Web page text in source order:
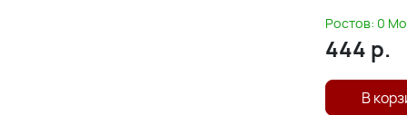
Ростов: 0
444 р.
В